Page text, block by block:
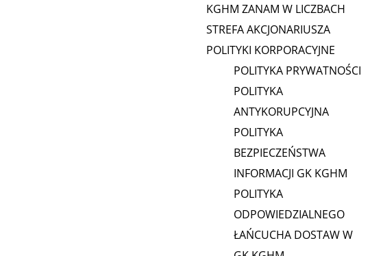
KGHM ZANAM W LICZBACH
STREFA AKCJONARIUSZA
POLITYKI KORPORACYJNE
POLITYKA PRYWATNOŚCI
POLITYKA
ANTYKORUPCYJNA
POLITYKA
BEZPIECZEŃSTWA
INFORMACJI GK KGHM
POLITYKA
ODPOWIEDZIALNEGO
ŁAŃCUCHA DOSTAW W